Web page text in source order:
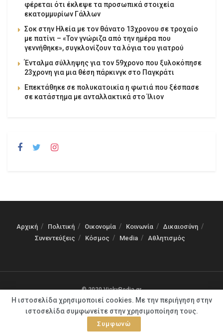
φέρεται ότι έκλεψε τα προσωπικά στοιχεία
εκατομμυρίων Γάλλων
Σοκ στην Ηλεία με τον θάνατο 13χρονου σε τροχαίο
με πατίνι – «Τον γνώριζα από την ημέρα που
γεννήθηκε», συγκλονίζουν τα λόγια του γιατρού
Ένταλμα σύλληψης για τον 59χρονο που ξυλοκόπησε
23χρονη για μια θέση πάρκινγκ στο Παγκράτι
Επεκτάθηκε σε πολυκατοικία η φωτιά που ξέσπασε
σε κατάστημα με ανταλλακτικά στο Ίλιον
Αρχική Πολιτική Οικονομία Κοινωνία
Δικαιοσύνη
Συνεντεύξεις
Κόσμος Media Αθλητισμός
© 2020 VickyPedia.gr
Η ιστοσελίδα χρησιμοποιεί cookies. Με την περιήγηση στην
ιστοσελίδα συμφωνείτε στην χρησιμοποίηση τους.
Συμφωνώ